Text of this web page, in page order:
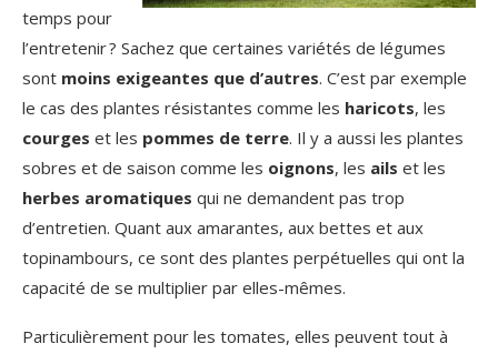
temps pour
l’entretenir ? Sachez que certaines variétés de légumes
sont moins exigeantes que d’autres. C’est par exemple
le cas des plantes résistantes comme les haricots, les
courges et les pommes de terre. Il y a aussi les plantes
sobres et de saison comme les oignons, les ails et les
herbes aromatiques qui ne demandent pas trop
d’entretien. Quant aux amarantes, aux bettes et aux
topinambours, ce sont des plantes perpétuelles qui ont la
capacité de se multiplier par elles-mêmes.
Particulièrement pour les tomates, elles peuvent tout à